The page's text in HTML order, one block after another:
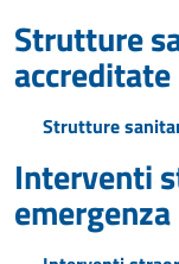
Strutture
accreditate
Strutture
Interventi
emergenza